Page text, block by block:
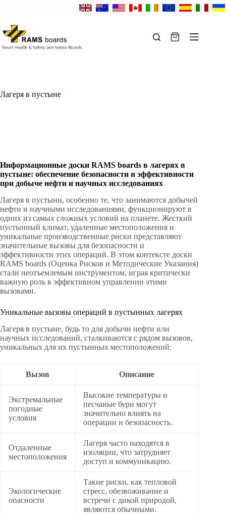
Корзина
Лагеря в пустыне
Информационные доски RAMS boards в лагерях в
пустыне: oбеспечение безопасности и эффективности
при добыче нефти и научных исследованиях
Лагеря в пустыни, особенно те, что занимаются добычей
нефти и научными исследованиями, функционируют в
одних из самых сложных условий на планете. Жесткий
пустынный климат, удаленные местоположения и
уникальные производственные риски представляют
значительные вызовы для безопасности и
эффективности этих операций. В этом контексте доски
RAMS boards (Оценка Рисков и Методические Указания)
стали неотъемлемым инструментом, играя критически
важную роль в эффективном управлении этими
вызовами.
Уникальные вызовы операций в пустынных лагерях
Лагеря в пустыне, будь то для добычи нефти или
научных исследований, сталкиваются с рядом вызовов,
уникальных для их пустынных местоположений:
Вызов Описание
Экстремальные
погодные
условия
Высокие температуры и
песчаные бури могут
значительно влиять на
операции и безопасность.
Отдаленные
местоположения
Лагеря часто находятся в
изоляции, что затрудняет
доступ и коммуникацию.
Экологические
опасности
Такие риски, как тепловой
стресс, обезвоживание и
встречи с дикой природой,
являются обычными.